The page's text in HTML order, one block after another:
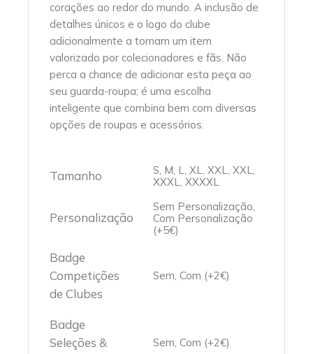
corações ao redor do mundo. A inclusão de
detalhes únicos e o logo do clube
adicionalmente a tornam um item
valorizado por colecionadores e fãs. Não
perca a chance de adicionar esta peça ao
seu guarda-roupa; é uma escolha
inteligente que combina bem com diversas
opções de roupas e acessórios.
Tamanho
S, M, L, XL, XXL, XXL,
XXXL, XXXXL
Personalização
Sem Personalização,
Com Personalização
(+5€)
Badge
Competições
de Clubes
Sem, Com (+2€)
Badge
Seleções &
Sem, Com (+2€)